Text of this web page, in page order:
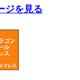
ジを見る